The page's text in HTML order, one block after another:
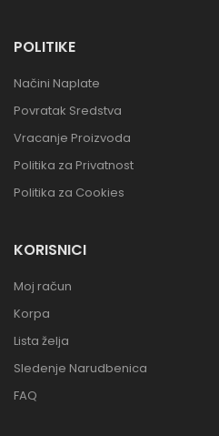
POLITIKE
Načini Naplate
Povratak Sredstva
Vracanje Proizvoda
Politika za Privatnost
Politika za Cookies
KORISNICI
Moj račun
Korpa
Lista želja
Sledenje Narudbenica
FAQ